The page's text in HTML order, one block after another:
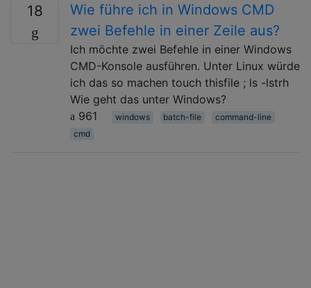
18
Wie führe ich in Windows CMD
zwei Befehle in einer Zeile aus?
Ich möchte zwei Befehle in einer Windows
CMD-Konsole ausführen. Unter Linux würde
ich das so machen touch thisfile ; ls -lstrh
Wie geht das unter Windows?
961
windows batch-file
command-line
cmd